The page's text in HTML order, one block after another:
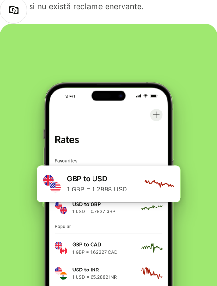
și nu există reclame enervante.